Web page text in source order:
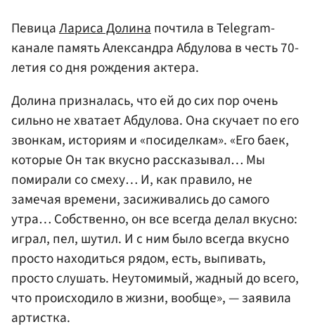
ПевицаЛариса Долинапочтила в Telegram-
канале память Александра Абдулова в честь 70-
летия со дня рождения актера.
Долина призналась, что ей до сих пор очень
сильно не хватает Абдулова. Она скучает по его
звонкам, историям и «посиделкам». «Его баек,
которые Он так вкусно рассказывал… Мы
помирали со смеху… И, как правило, не
замечая времени, засиживались до самого
утра… Собственно, он все всегда делал вкусно:
играл, пел, шутил. И с ним было всегда вкусно
просто находиться рядом, есть, выпивать,
просто слушать. Неутомимый, жадный до всего,
что происходило в жизни, вообще», — заявила
артистка.